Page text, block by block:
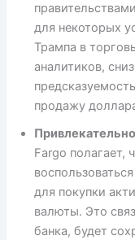
для некоторых
Трампа в
аналитиков,
продажу
Fargo полагает,
для покупки
валюты. Это
банка, будет